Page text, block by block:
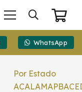
WhatsApp
Por Estado
ACALAMAPBACE